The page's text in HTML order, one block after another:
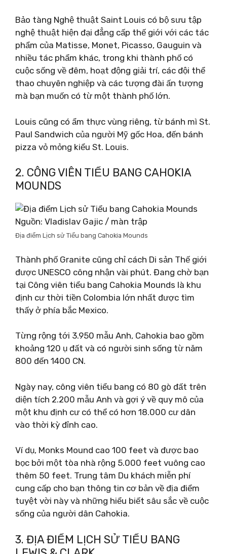
Bảo tàng Nghệ thuật Saint Louis có bộ sưu tập
nghệ thuật hiện đại đẳng cấp thế giới với các tác
phẩm của Matisse, Monet, Picasso, Gauguin và
nhiều tác phẩm khác, trong khi thành phố có
cuộc sống về đêm, hoạt động giải trí, các đội thể
thao chuyên nghiệp và các tượng đài ấn tượng
mà bạn muốn có từ một thành phố lớn.
Louis cũng có ẩm thực vùng riêng, từ bánh mì St.
Paul Sandwich của người Mỹ gốc Hoa, đến bánh
pizza vỏ mỏng kiểu St. Louis.
2. CÔNG VIÊN TIỂU BANG CAHOKIA
MOUNDS
Nguồn: Vladislav Gajic / màn trập
Địa điểm Lịch sử Tiểu bang Cahokia Mounds
Thành phố Granite cũng chỉ cách Di sản Thế giới
được UNESCO công nhận vài phút. Đang chờ bạn
tại Công viên tiểu bang Cahokia Mounds là khu
định cư thời tiền Colombia lớn nhất được tìm
thấy ở phía bắc Mexico.
Từng rộng tới 3.950 mẫu Anh, Cahokia bao gồm
khoảng 120 ụ đất và có người sinh sống từ năm
800 đến 1400 CN.
Ngày nay, công viên tiểu bang có 80 gò đất trên
diện tích 2.200 mẫu Anh và gợi ý về quy mô của
một khu định cư có thể có hơn 18.000 cư dân
vào thời kỳ đỉnh cao.
Ví dụ, Monks Mound cao 100 feet và được bao
bọc bởi một tòa nhà rộng 5.000 feet vuông cao
thêm 50 feet. Trung tâm Du khách miễn phí
cung cấp cho bạn thông tin cơ bản về địa điểm
tuyệt vời này và những hiểu biết sâu sắc về cuộc
sống của người dân Cahokia.
3. ĐỊA ĐIỂM LỊCH SỬ TIỂU BANG